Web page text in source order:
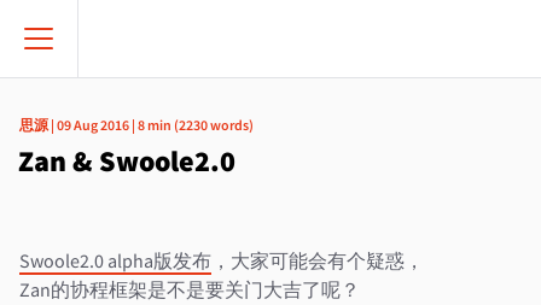
思源| 09 Aug 2016 | 8 min (2230words)
Zan & Swoole2.0
Swoole2.0 alpha版发布 ，大家可能会有个疑惑，
Zan的协程框架是不是要关门大吉了呢？